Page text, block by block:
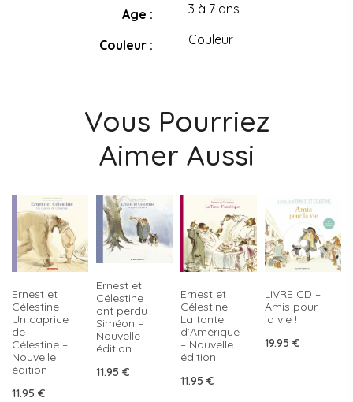
Age 3 à 7 ans
Couleur Couleur
Vous Pourriez
Aimer Aussi
Ernest et
Célestine
Un caprice
de
Célestine –
Nouvelle
édition
11.95 €
Ernest et
Célestine
ont perdu
Siméon –
Nouvelle
édition
11.95 €
Ernest et
Célestine
La tante
d’Amérique
– Nouvelle
édition
11.95 €
LIVRE CD –
Amis pour
la vie !
19.95 €